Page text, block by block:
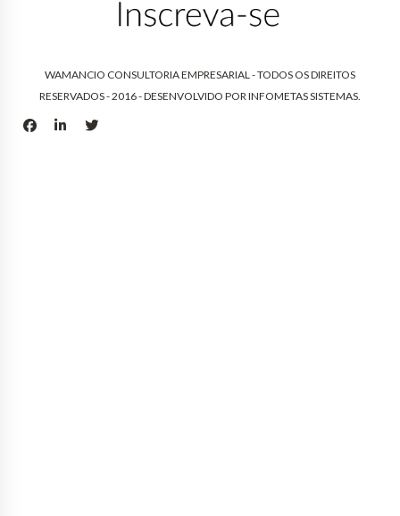
WAMANCIO CONSULTORIA EMPRESARIAL - TODOS OS DIREITOS
RESERVADOS - 2016 - DESENVOLVIDO PORINFOMETAS SISTEMAS.